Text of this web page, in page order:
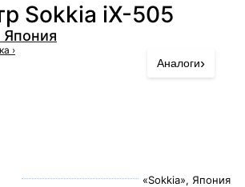
Sokkia iX-505
Япония
›
Аналоги›
«Sokkia», Япония